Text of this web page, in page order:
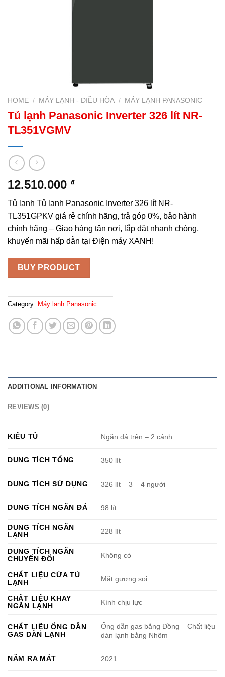
HOME / MÁY LẠNH - ĐIỀU HÒA / MÁY LẠNH PANASONIC
Tủ lạnh Panasonic Inverter 326 lít NR-
TL351VGMV
12.510.000 ₫
Tủ lạnh Tủ lạnh Panasonic Inverter 326 lít NR-
TL351GPKV giá rẻ chính hãng, trả góp 0%, bảo hành
chính hãng – Giao hàng tận nơi, lắp đặt nhanh chóng,
khuyến mãi hấp dẫn tại Điện máy XANH!
BUY PRODUCT
Category: Máy lạnh Panasonic
ADDITIONAL INFORMATION
REVIEWS (0)
KIỂU TỦ Ngăn đá trên – 2 cánh
DUNG TÍCH TỔNG 350 lít
DUNG TÍCH SỬ DỤNG 326 lít – 3 – 4 người
DUNG TÍCH NGĂN ĐÁ 98 lít
DUNG TÍCH NGĂN
LẠNH
228 lít
DUNG TÍCH NGĂN
CHUYỂN ĐỔI
Không có
CHẤT LIỆU CỬA TỦ
LẠNH
Mặt gương soi
CHẤT LIỆU KHAY
NGĂN LẠNH
Kính chịu lực
CHẤT LIỆU ỐNG DẪN
GAS DÀN LẠNH
Ống dẫn gas bằng Đồng – Chất liệu
dàn lạnh bằng Nhôm
NĂM RA MẮT 2021